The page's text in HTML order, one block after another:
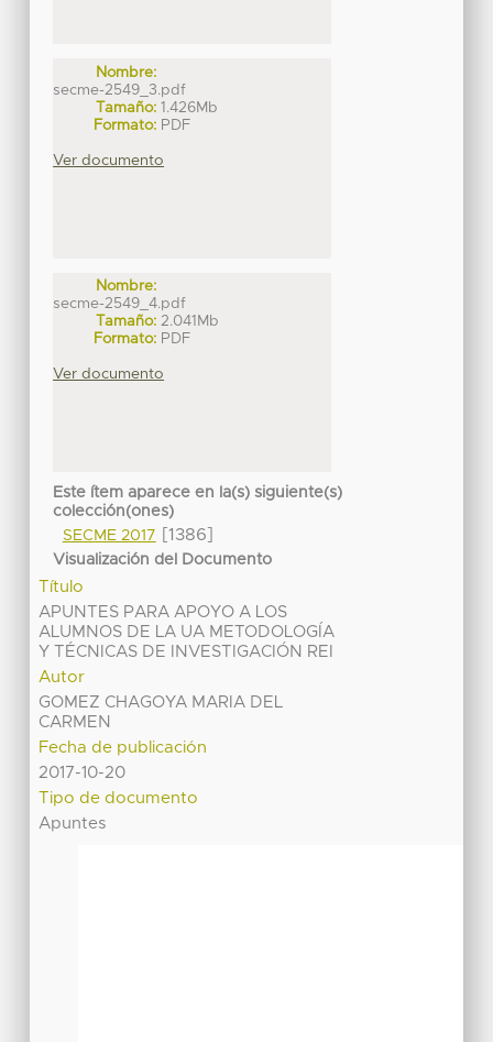
Nombre:
secme-2549_3.pdf
Tamaño: 1.426Mb
Formato: PDF
Ver documento
Nombre:
secme-2549_4.pdf
Tamaño: 2.041Mb
Formato: PDF
Ver documento
Este ítem aparece en la(s) siguiente(s)
colección(ones)
SECME 2017
[1386]
Visualización del Documento
Título
APUNTES PARA APOYO A LOS
ALUMNOS DE LA UA METODOLOGÍA
Y TÉCNICAS DE INVESTIGACIÓN REI
Autor
GOMEZ CHAGOYA MARIA DEL
CARMEN
Fecha de publicación
2017-10-20
Tipo de documento
Apuntes